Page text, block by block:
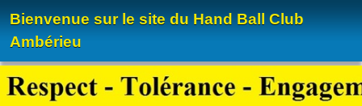
Bienvenue sur le site du Hand Ball Club
Ambérieu